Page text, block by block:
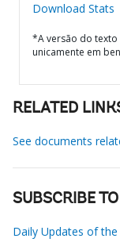
Download Stats
*A versão do texto
unicamente em
RELATED
See documents
SUBSCRIBE
Daily Updates of